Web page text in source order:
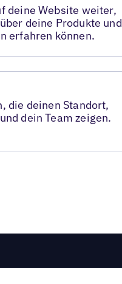
deine Website weiter,
deine Produkte und
erfahren können.
die deinen Standort,
dein Team zeigen.